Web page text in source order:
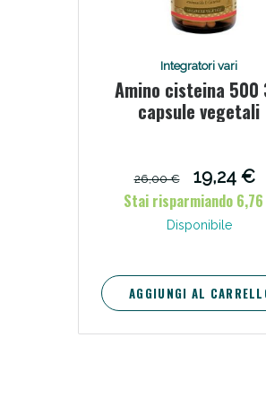
Integratori vari
Amino cisteina 500
capsule vegetali
26,00 €
19,24 €
Stai risparmiando
Disponibile
AGGIUNGI AL